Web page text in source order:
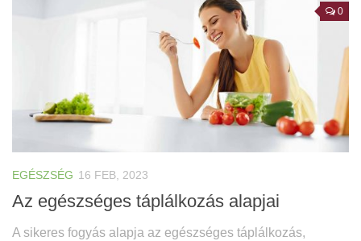
0
EGÉSZSÉG 16 FEB, 2023
Az egészséges táplálkozás alapjai
A sikeres fogyás alapja az egészséges táplálkozás,